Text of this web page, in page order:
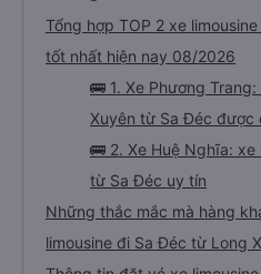
Tổng hợp TOP 2 xe
tốt nhất hiện nay 08/2026
🚌 1. Xe Phương
Xuyên từ Sa Đéc được
🚌 2. Xe Huệ Nghĩa:
từ Sa Đéc uy tín
Những thắc mắc mà hàng
limousine đi Sa Đéc từ Long